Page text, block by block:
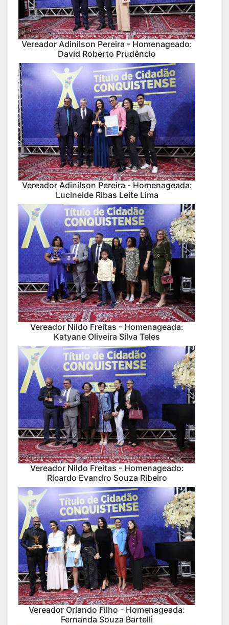
Vereador Adinilson Pereira - Homenageado:
David Roberto Prudêncio
Vereador Adinilson Pereira - Homenageada:
Lucineide Ribas Leite Lima
Vereador Nildo Freitas - Homenageada:
Katyane Oliveira Silva Teles
Vereador Nildo Freitas - Homenageado:
Ricardo Evandro Souza Ribeiro
Vereador Orlando Filho - Homenageada:
Fernanda Souza Bartelli